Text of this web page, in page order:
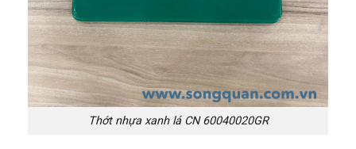
Thớt nhựa xanh lá CN 60040020GR